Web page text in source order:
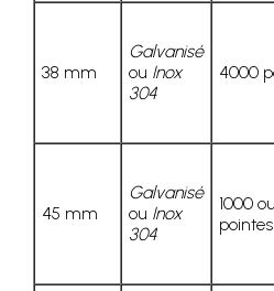
38 mm
Galvanisé
ou Inox
304
4000
45 mm
Galvanisé
ou Inox
304
1000
pointes